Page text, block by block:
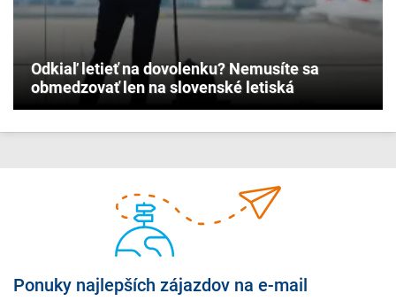
Odkiaľ letieť na dovolenku? Nemusíte sa
obmedzovať len na slovenské letiská
Ponuky najlepších zájazdov na e-mail